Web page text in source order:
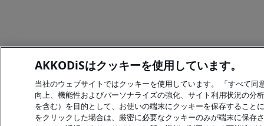
AKKODiSはクッキーを使用しています。
当社のウェブサイトではクッキーを使用しています。 「すべて
向上、機能性およびパーソナライズの強化、サイト利用状況の分
を含む）を目的として、お使いの端末にクッキーを保存すること
をクリックした場合は、厳密に必要なクッキーのみが端末に保存